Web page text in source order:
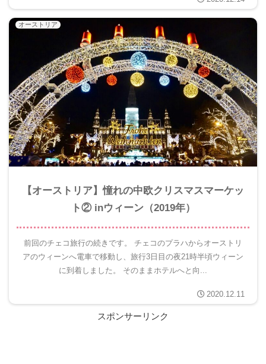
オーストリア
【オーストリア】憧れの中欧クリスマスマーケッ
ト② inウィーン（2019年）
前回のチェコ旅行の続きです。 チェコのプラハからオーストリ
アのウィーンへ電車で移動し、旅行3日目の夜21時半頃ウィーン
に到着しました。 そのままホテルへと向...
2020.12.11
スポンサーリンク